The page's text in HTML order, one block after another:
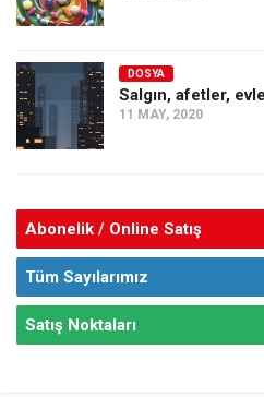
DOSYA
Salgın, afetler,
11 MAY, 2020
Abonelik / Online Satış
Tüm Sayılarımız
Satış Noktaları